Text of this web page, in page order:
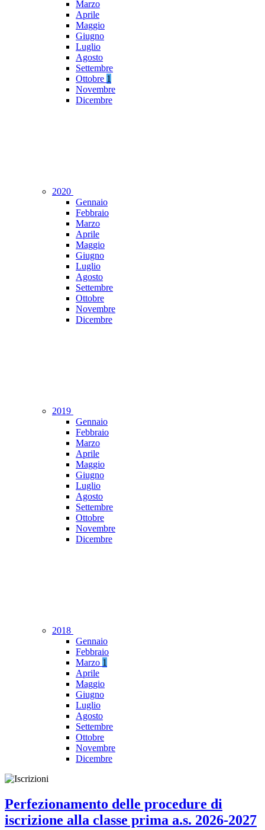
Marzo
Aprile
Maggio
Giugno
Luglio
Agosto
Settembre
Ottobre 1
Novembre
Dicembre
2020
Gennaio
Febbraio
Marzo
Aprile
Maggio
Giugno
Luglio
Agosto
Settembre
Ottobre
Novembre
Dicembre
2019
Gennaio
Febbraio
Marzo
Aprile
Maggio
Giugno
Luglio
Agosto
Settembre
Ottobre
Novembre
Dicembre
2018
Gennaio
Febbraio
Marzo 1
Aprile
Maggio
Giugno
Luglio
Agosto
Settembre
Ottobre
Novembre
Dicembre
Perfezionamento delle procedure di
iscrizione alla classe prima a.s. 2026-2027